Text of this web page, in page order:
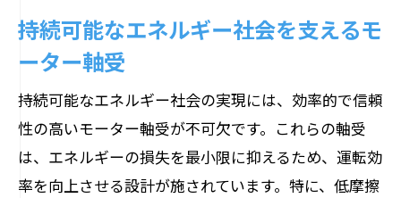
持続可能なエネルギー社会を支えるモ
ーター軸受
持続可能なエネルギー社会の実現には、効率的で信頼
性の高いモーター軸受が不可欠です。これらの軸受
は、エネルギーの損失を最小限に抑えるため、運転効
率を向上させる設計が施されています。特に、低摩擦